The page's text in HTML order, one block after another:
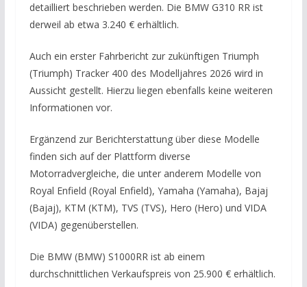
detailliert beschrieben werden. Die BMW G310 RR ist
derweil ab etwa 3.240 € erhältlich.
Auch ein erster Fahrbericht zur zukünftigen Triumph
(Triumph) Tracker 400 des Modelljahres 2026 wird in
Aussicht gestellt. Hierzu liegen ebenfalls keine weiteren
Informationen vor.
Ergänzend zur Berichterstattung über diese Modelle
finden sich auf der Plattform diverse
Motorradvergleiche, die unter anderem Modelle von
Royal Enfield (Royal Enfield), Yamaha (Yamaha), Bajaj
(Bajaj), KTM (KTM), TVS (TVS), Hero (Hero) und VIDA
(VIDA) gegenüberstellen.
Die BMW (BMW) S1000RR ist ab einem
durchschnittlichen Verkaufspreis von 25.900 € erhältlich.